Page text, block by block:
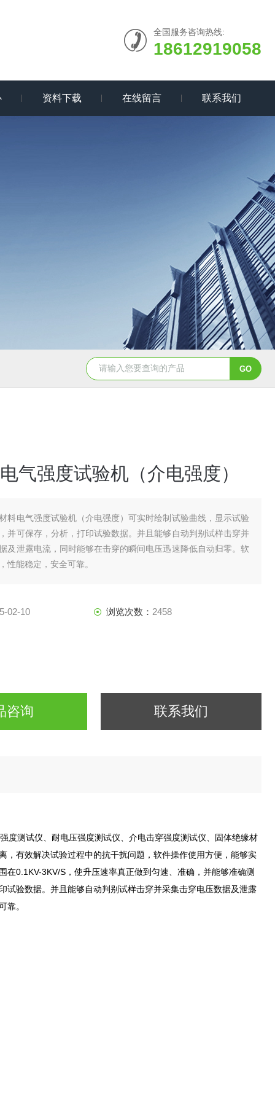
全国服务咨询热线:
18612919058
资料下载 在线留言 联系我们
气强度试验机（介电强度）
料电气强度试验机（介电强度）可实时绘制试验曲线，显示试验
并可保存，分析，打印试验数据。并且能够自动判别试样击穿并
及泄露电流，同时能够在击穿的瞬间电压迅速降低自动归零。软
性能稳定，安全可靠。
02-10 浏览次数： 2458
咨询 联系我们
度测试仪、耐电压强度测试仪、介电击穿强度测试仪、固体绝缘材
有效解决试验过程中的抗干扰问题，软件操作使用方便，能够实
0.1KV-3KV/S，使升压速率真正做到匀速、准确，并能够准确测
验数据。并且能够自动判别试样击穿并采集击穿电压数据及泄露
靠。